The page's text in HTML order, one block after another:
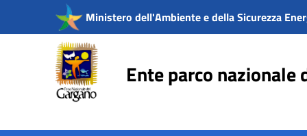
Vai ai contenuti
Vai al menu di navigazione
Vai al footer
Ministero dell'Ambiente e della Sicurezza
Ente parco nazionale